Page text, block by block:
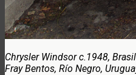
Chrysler Windsor c.1948,
Fray Bentos, Río Negro,